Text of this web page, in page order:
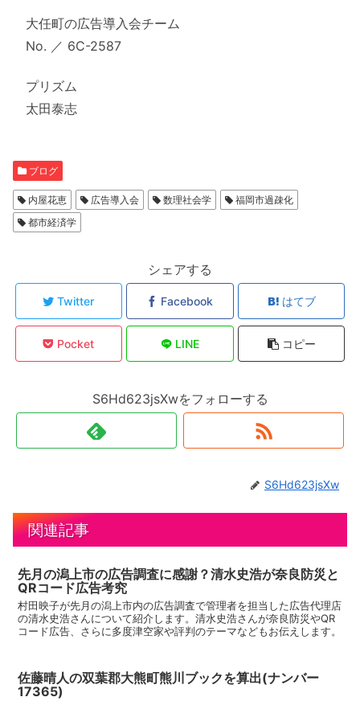
大任町の広告導入会チーム
No. ／ 6C-2587
プリズム
太田泰志
ブログ
内屋花恵 広告導入会 数理社会学
福岡市過疎化
都市経済学
シェアする
Twitter Facebook はてブ
Pocket LINE コピー
S6Hd623jsXwをフォローする
S6Hd623jsXw
関連記事
先月の潟上市の広告調査に感謝？清水史浩が奈良防災と
QRコード広告考究
村田映子が先月の潟上市内の広告調査で管理者を担当した広告代理店
の清水史浩さんについて紹介します。清水史浩さんが奈良防災やQR
コード広告、さらに多度津空家や評判のテーマなどもお伝えします。
佐藤晴人の双葉郡大熊町熊川ブックを算出(ナンバー
17365)